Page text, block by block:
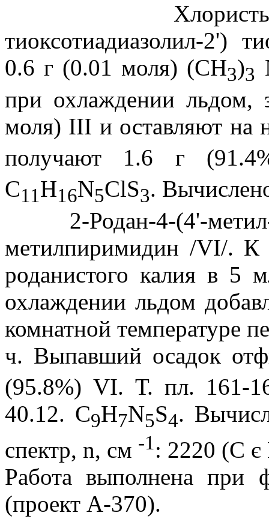
Хлористый
тиоксотиадиазолил-2')
0.6 г (0.01 моля) (СН3)3
при охлаждении льдом,
моля) III и оставляют на
получают 1.6 г
С11Н16N5ClS3.
2-Родан-4-(4'-метил-
метилпиримидин /VI/. К
роданистого калия в 5
охлаждении льдом
комнатной температуре
ч. Выпавший осадок
(95.8%) VI. Т. пл. 161-
40.12. C9H7N5S4.
спектр, n, см -1 : 2220 (C є
Работа выполнена при
(проект А-370).